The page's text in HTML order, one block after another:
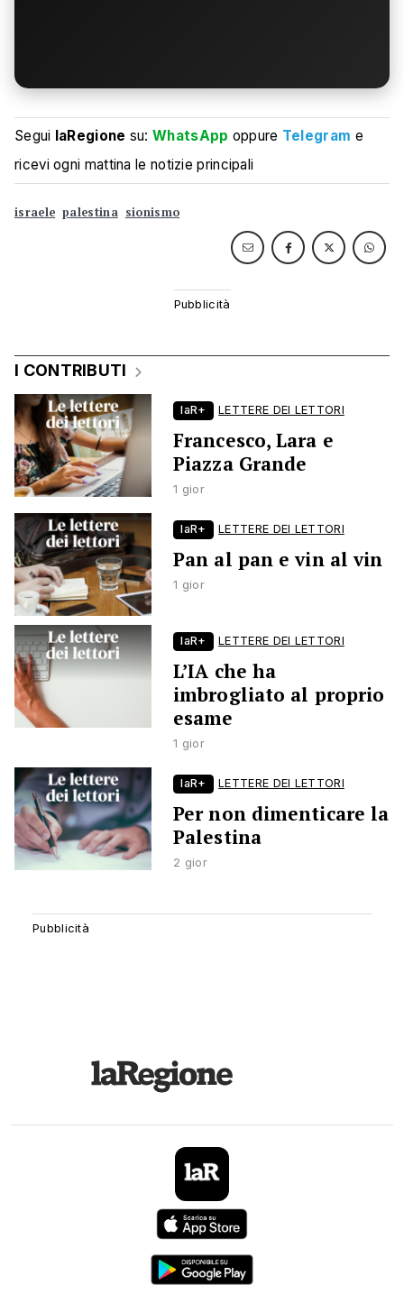
Segui laRegione su:WhatsApp oppure Telegram e
ricevi ogni mattina le notizie principali
israele palestina sionismo
I CONTRIBUTI
laR+ LETTERE DEI LETTORI
Francesco, Lara e
Piazza Grande
1 gior
laR+ LETTERE DEI LETTORI
Pan al pan e vin al vin
1 gior
laR+ LETTERE DEI LETTORI
L’IA che ha
imbrogliato al proprio
esame
1 gior
laR+ LETTERE DEI LETTORI
Per non dimenticare la
Palestina
2 gior